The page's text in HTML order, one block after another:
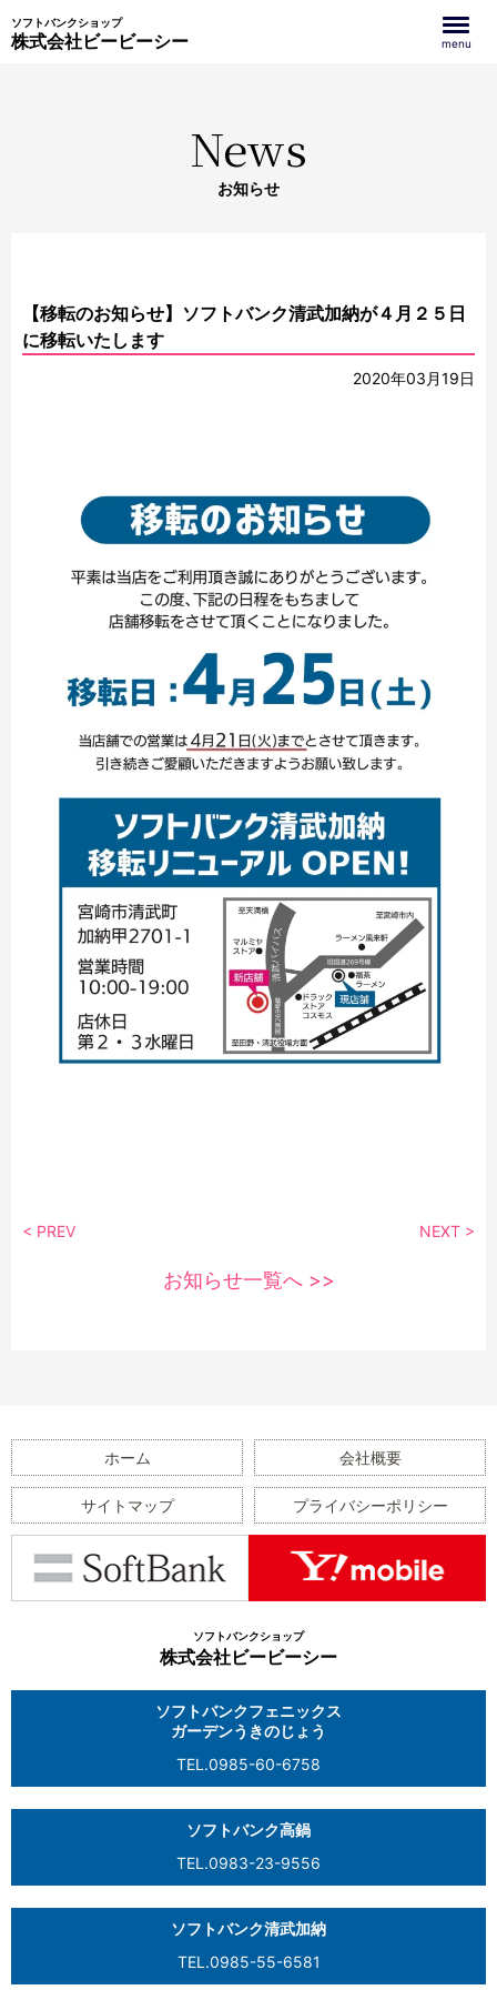
ソフトバンクショップ
株式会社ビービーシー menu
News
お知らせ
【移転のお知らせ】ソフトバンク清武加納が４月２５日
に移転いたします
2020年03月19日
< PREV NEXT >
お知らせ一覧へ >>
ホーム 会社概要
サイトマップ プライバシーポリシー
ソフトバンクショップ
株式会社ビービーシー
ソフトバンクフェニックス
ガーデンうきのじょう
TEL.0985-60-6758
ソフトバンク高鍋
TEL.0983-23-9556
ソフトバンク清武加納
TEL.0985-55-6581